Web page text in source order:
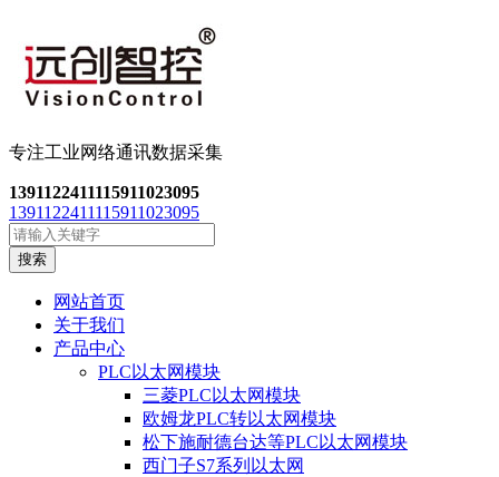
专注工业网络通讯数据采集
1391122411115911023095
1391122411115911023095
搜索
网站首页
关于我们
产品中心
PLC以太网模块
三菱PLC以太网模块
欧姆龙PLC转以太网模块
松下施耐德台达等PLC以太网模块
西门子S7系列以太网